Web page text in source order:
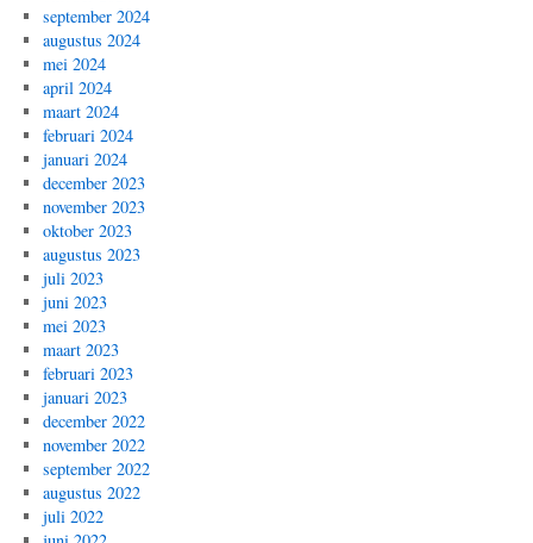
september 2024
augustus 2024
mei 2024
april 2024
maart 2024
februari 2024
januari 2024
december 2023
november 2023
oktober 2023
augustus 2023
juli 2023
juni 2023
mei 2023
maart 2023
februari 2023
januari 2023
december 2022
november 2022
september 2022
augustus 2022
juli 2022